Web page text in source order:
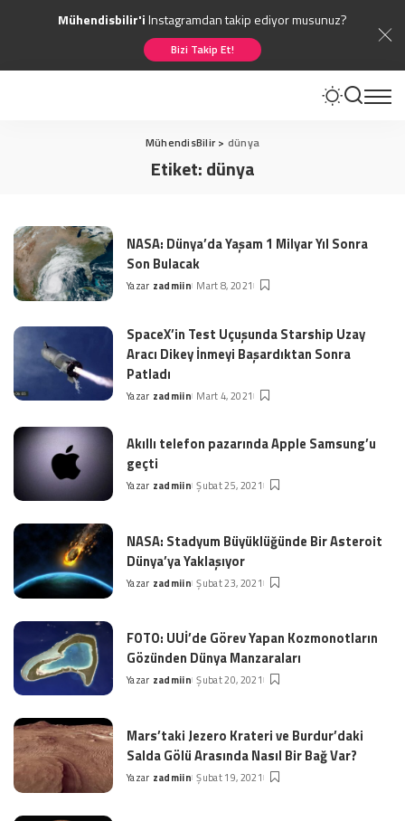
Mühendisbilir'iInstagramdan takip ediyor musunuz?
Bizi Takip Et!
MühendisBilir > dünya
Etiket:dünya
NASA: Dünya’da Yaşam 1 Milyar Yıl Sonra
Son Bulacak
Posted
Yazar zadmiin Mart 8, 2021
SpaceX’in Test Uçuşunda Starship Uzay
Aracı Dikey İnmeyi Başardıktan Sonra
Patladı
Posted
Yazar zadmiin Mart 4, 2021
Akıllı telefon pazarında Apple Samsung’u
geçti
Posted
Yazar zadmiin Şubat 25, 2021
NASA: Stadyum Büyüklüğünde Bir Asteroit
Dünya’ya Yaklaşıyor
Posted
Yazar zadmiin Şubat 23, 2021
FOTO: UUİ’de Görev Yapan Kozmonotların
Gözünden Dünya Manzaraları
Posted
Yazar zadmiin Şubat 20, 2021
Mars’taki Jezero Krateri ve Burdur’daki
Salda Gölü Arasında Nasıl Bir Bağ Var?
Posted
Yazar zadmiin Şubat 19, 2021